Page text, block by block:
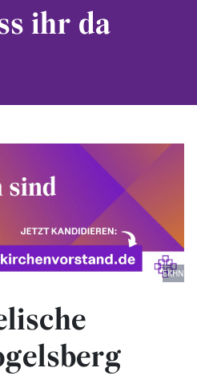
ihr da
EKHN